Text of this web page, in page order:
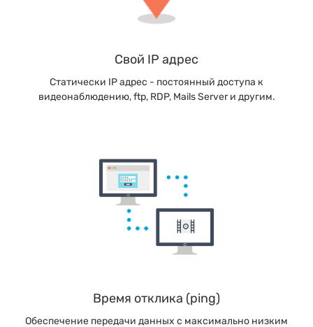
Свой IP адрес
Статически IP адрес - постоянный доступа к
видеонаблюдению, ftp, RDP, Mails Server и другим.
Время отклика (ping)
Обеспечение передачи данных с максимально низким